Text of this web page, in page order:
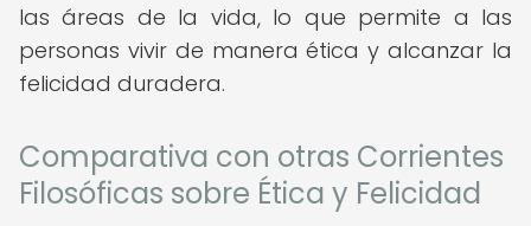
las áreas de la vida, lo que permite a las
personas vivir de manera ética y alcanzar la
felicidad duradera.
Comparativa con otras Corrientes
Filosóficas sobre Ética y Felicidad